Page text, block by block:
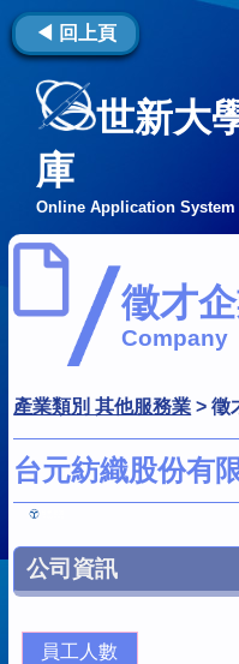
◀ 回上頁
世新大
庫
Online Application System
徵才
Company
產業類別 其他服務業 >徵
台元紡織股份有
公司資訊
員工人數